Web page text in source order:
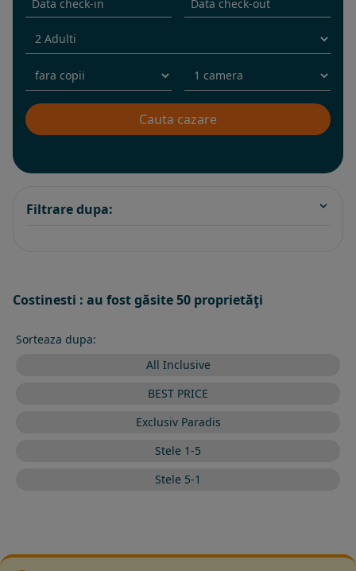
Filtrare dupa:
Costinesti : au fost găsite 50 proprietăţi
Sorteaza dupa:
All Inclusive
BEST PRICE
Exclusiv Paradis
Stele 1-5
Stele 5-1